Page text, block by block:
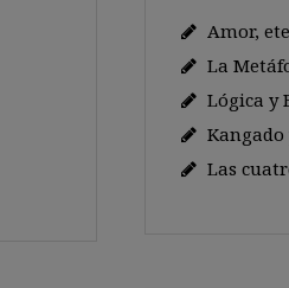
Amor,
La
Lógica y
Kangado
Las